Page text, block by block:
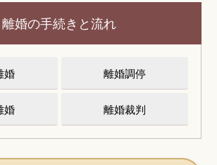
離婚の手続きと流れ
婚 離婚調停
婚 離婚裁判